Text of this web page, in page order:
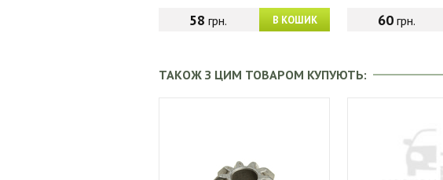
В КОШИК
58 грн. 60грн.
ТАКОЖ З ЦИМ ТОВАРОМ КУПУЮТЬ: